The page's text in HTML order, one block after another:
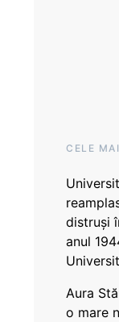
CELE
distruși
anul
Aura
o mare